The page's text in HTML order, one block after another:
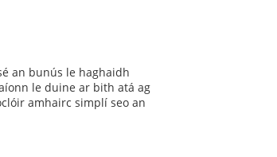
an bunús le haghaidh
le duine ar bith atá ag
amhairc simplí seo an